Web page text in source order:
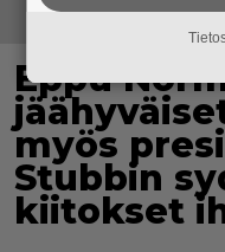
Eppu
myös
Stubbin
kiitokset